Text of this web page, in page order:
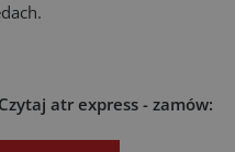
Czytaj atr express - zamów: